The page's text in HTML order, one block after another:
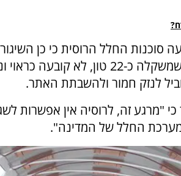
סוכנות החלל הרוסית כי כן
פלטפורמת שירות כבדה במיוחד, שמשקלה
לנזק חמור ולהשבתת האתר.
כי "מרגע זה, לרוסיה אין אפשרות